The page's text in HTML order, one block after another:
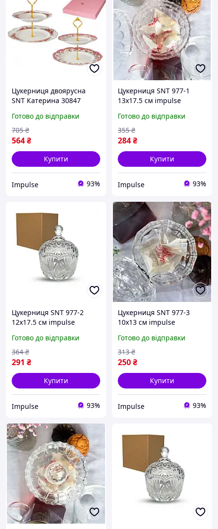
Цукерниця двоярусна
SNT Катерина 30847
Готово до відправки
564₴
705 ₴
Купити
Impulse 93%
Цукерниця SNT 977-1
13х17.5 см impulse
Готово до відправки
284₴
355 ₴
Купити
Impulse 93%
Цукерниця SNT 977-2
12х17.5 см impulse
Готово до відправки
291 ₴
364 ₴
Купити
Impulse 93%
Цукерниця SNT 977-3
10х13 см impulse
Готово до відправки
250₴
313 ₴
Купити
Impulse 93%